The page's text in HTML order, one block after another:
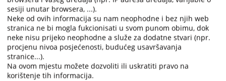
sesiji unutar browsera, ...).
Neke od ovih informacija su nam neophodne i bez njih web
stranica ne bi mogla fukcionisati u svom punom obimu, dok
neke nisu prijeko neophodne a služe za dodatne stvari (npr.
procjenu nivoa posjećenosti, budućeg usavršavanja
stranice...).
Na ovom mjestu možete dozvoliti ili uskratiti pravo na
korištenje tih informacija.